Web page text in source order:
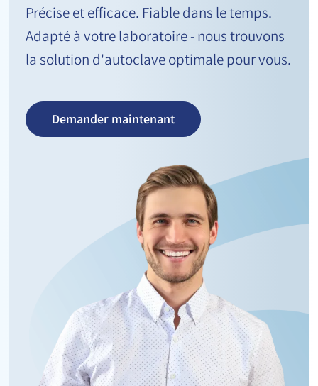
Précise et efficace. Fiable dans le temps.
Adapté à votre laboratoire - nous trouvons
la solution d'autoclave optimale pour vous.
Demander maintenant